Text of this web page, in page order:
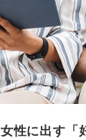
性に出す「